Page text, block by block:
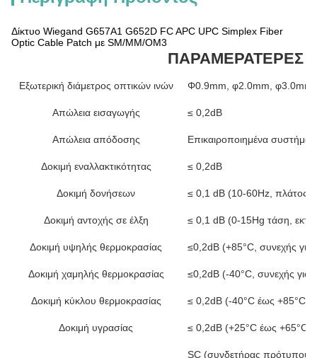
Δίκτυο Wiegand G657A1 G652D FC APC UPC Simplex Fiber
Optic Cable Patch με SM/MM/OM3
ΠΑΡΑΜΕΡΑΤΕΡΕΣ
Εξωτερική διάμετρος οπτικών ινών Φ0.9mm, φ2.0mm, φ3.0mm
Απώλεια εισαγωγής ≤ 0,2dB
Απώλεια απόδοσης Επικαιροποιημένα
Δοκιμή εναλλακτικότητας ≤ 0,2dB
Δοκιμή δονήσεων ≤ 0,1 dB (10-60Hz, πλάτος
Δοκιμή αντοχής σε έλξη ≤ 0,1 dB (0-15Hg τάση,
Δοκιμή υψηλής θερμοκρασίας ≤0,2dB (+85°C, συνεχής
Δοκιμή χαμηλής θερμοκρασίας ≤0,2dB (-40°C, συνεχής για
Δοκιμή κύκλου θερμοκρασίας ≤ 0,2dB (-40°C έως +85°C,
Δοκιμή υγρασίας ≤ 0,2dB (+25°C έως +65°C,
SC (συνδετήρας πρότυπου)